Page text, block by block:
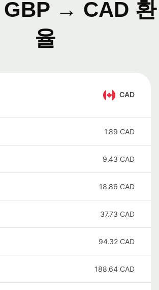
GBP → CAD 환
율
CAD
1.89 CAD
9.43 CAD
18.86 CAD
37.73 CAD
94.32 CAD
188.64 CAD